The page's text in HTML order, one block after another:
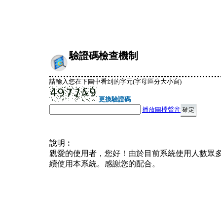
驗證碼檢查機制
請輸入您在下圖中看到的字元(字母區分大小寫)
更換驗證碼
播放圖檔聲音
說明︰
親愛的使用者，您好！由於目前系統使用人數眾
續使用本系統。感謝您的配合。